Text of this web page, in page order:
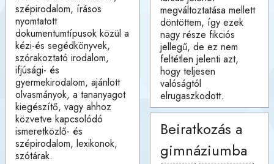
szépirodalom, írásos
nyomtatott
dokumentumtípusok közül a
kézi-és segédkönyvek,
szórakoztató irodalom,
ifjúsági- és
gyermekirodalom, ajánlott
olvasmányok, a tananyagot
kiegészítő, vagy ahhoz
közvetve kapcsolódó
ismeretközlő- és
szépirodalom, lexikonok,
szótárak.
megváltoztatása mellett
döntöttem, így ezek
nagy része fikciós
jellegű, de ez nem
feltétlen jelenti azt,
hogy teljesen
valóságtól
elrugaszkodott.
Beiratkozás a
gimnáziumba